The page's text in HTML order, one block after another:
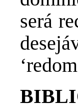
será